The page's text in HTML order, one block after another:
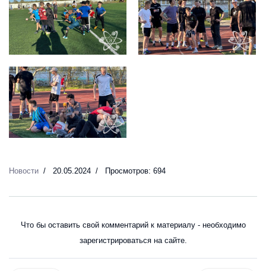
1 2
3
Новости 20.05.2024 Просмотров: 694
Что бы оставить свой комментарий к материалу - необходимо
зарегистрироваться на сайте.